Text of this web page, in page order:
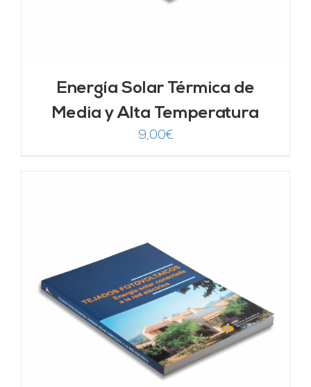
Energía Solar Térmica de
Media y Alta Temperatura
9,00€